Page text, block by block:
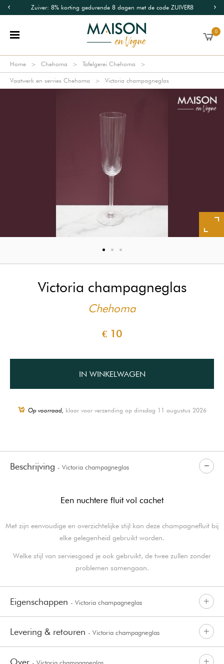
Zuiver: 8% korting gedurende 8 dagen met de code ZUIVER8
0
Home Chehoma Tafelgerei Chehoma
Vaatwerk en servies Chehoma Victoria champagneglas
Victoria champagneglas
Chehoma
€ 10
IN WINKELWAGEN
Op voorraad, klaar voor verzending op dinsdag 11 augustus 2026
Beschrijving - Victoria champagneglas
Een nuchtere fluit vol cachet
Met zijn eenvoudige en overzichtelijke stijl kan deze champagnefluit bij
elke gelegenheid gebruikt worden.
Welke stijl van serviesgoed je ook gebruikt, de twee zullen zonder
problemen samengaan.
Eigenschappen - Victoria champagneglas
Levering & retouren - Victoria champagneglas
Over - Victoria champagneglas